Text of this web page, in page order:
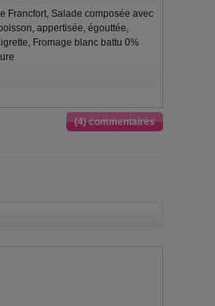
Francfort, Salade composée avec
appertisée, égouttée,
Fromage blanc battu 0%
(4) commentaires